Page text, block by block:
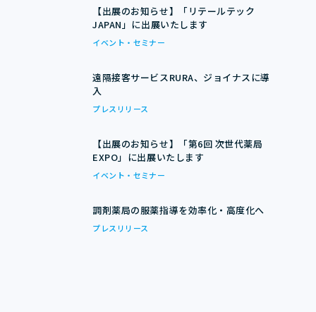
【出展のお知らせ】「リテールテック
JAPAN」に出展いたします
イベント・セミナー
遠隔接客サービスRURA、ジョイナスに導
入
プレスリリース
【出展のお知らせ】「第6回 次世代薬局
EXPO」に出展いたします
イベント・セミナー
調剤薬局の服薬指導を効率化・高度化へ
プレスリリース